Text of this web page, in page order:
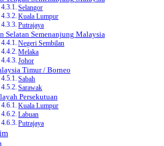
Selangor
Kuala Lumpur
Putrajaya
Selatan Semenanjung Malaysia
Negeri Sembilan
Melaka
Johor
Timur / Borneo
Sabah
Sarawak
Persekutuan
Kuala Lumpur
Labuan
Putrajaya